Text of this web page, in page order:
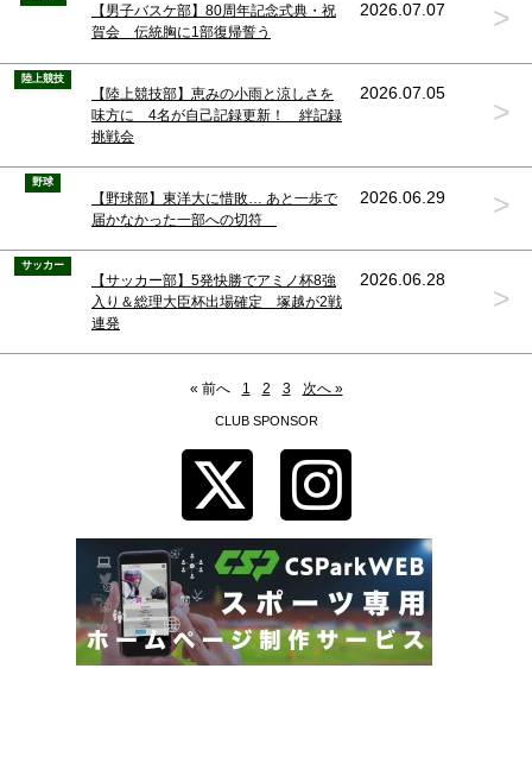
【男子バスケ部】80周年記念式典・祝
賀会 伝統胸に1部復帰誓う
2026.07.07 >
陸上競技
【陸上競技部】恵みの小雨と涼しさを
味方に 4名が自己記録更新！ 絆記録
挑戦会
2026.07.05
>
野球
【野球部】東洋大に惜敗… あと一歩で
届かなかった一部への切符
2026.06.29 >
サッカー
【サッカー部】5発快勝でアミノ杯8強
入り＆総理大臣杯出場確定 塚越が2戦
連発
2026.06.28
>
« 前へ 1 2 3 次へ »
CLUB SPONSOR